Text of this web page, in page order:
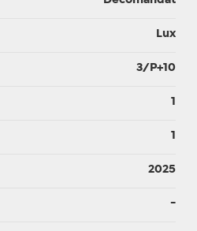
Lux
3/P+10
1
1
2025
-